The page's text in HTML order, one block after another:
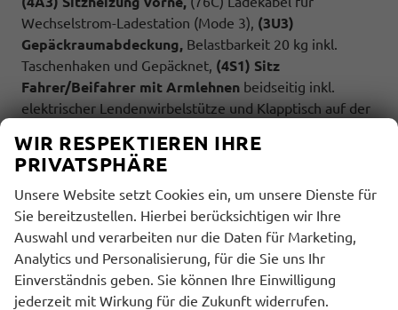
Wechselstrom-Ladestation (Mode 3), (3U3)
Gepäckraumabdeckung, Belastbarkeit 20 kg inkl.
Taschenhaken und Gepäcknet, (4S1) Sitz
Fahrer/Beifahrer mit Armlehnen beidseitig inkl.
elektrischer Lendenwirbelstütze und Klapptisch auf der
USB Schnistellen2x vorne und 4x hinten,
Anhängerrangierassistent ""Trailer Assistent""
Anhängerkupplung schwenkbar, Parklenkassistent
inkl.Rückfahrkamera, (Z3A)Family-Paket: Schubladen
unter den Sitzen im Fahrgastraum und 2 Abfallbehälter,
Multifunktionstisch/Mittelkonsole, Schiebefenster
sowie Zuziehhilfe in der Schiebetüre links und rechts,
(7UY) Radio Navigationssystem Discover Pro,(4GX)
WIR RESPEKTIEREN IHRE
PRIVATSPHÄRE
Unsere Website setzt Cookies ein, um unsere Dienste für
Sie bereitzustellen. Hierbei berücksichtigen wir Ihre
Auswahl und verarbeiten nur die Daten für Marketing,
Analytics und Personalisierung, für die Sie uns Ihr
Einverständnis geben. Sie können Ihre Einwilligung
jederzeit mit Wirkung für die Zukunft widerrufen.